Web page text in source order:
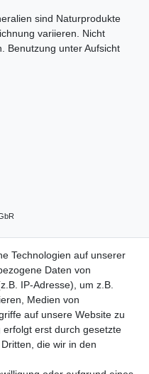
sind Naturprodukte
variieren. Nicht
Benutzung unter Aufsicht
Technologien auf unserer
Daten von
IP-Adresse), um z.B.
Medien von
auf unsere Website zu
erst durch gesetzte
die wir in den